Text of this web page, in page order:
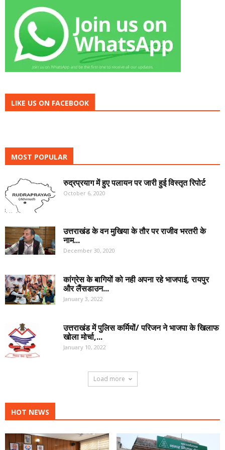
LIKE US ON FACEBOOK
MOST POPULAR
रुद्रप्रयाग में हुए पलायन पर जारी हुई विस्तृत रिपोर्ट
October 6, 2020
उत्तराखंड के वन मुखिया के तौर पर राजीव भरतरी के
नाम...
December 30, 2020
कांग्रेस के बागियों को नही अपना रहे भाजपाई, रायपुर
और लैंसडाउन...
January 3, 2022
उत्तराखंड में पुलिस कर्मियों/ परिजन ने भाजपा के खिलाफ
खोला मोर्चा,...
January 10, 2022
Load more
HOT NEWS